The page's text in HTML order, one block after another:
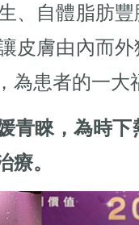
、自體脂肪
皮膚由內而
患者的一大
青睞，為時
。